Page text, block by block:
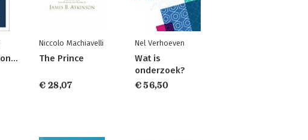
Informatieautonomie
Niccolo Machiavelli
The Prince
€ 28,07
Nel Verhoeven
Wat is
onderzoek?
€ 56,50